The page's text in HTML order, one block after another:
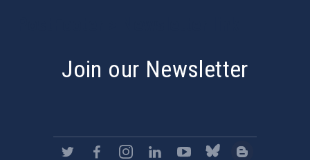
Join our Newsletter